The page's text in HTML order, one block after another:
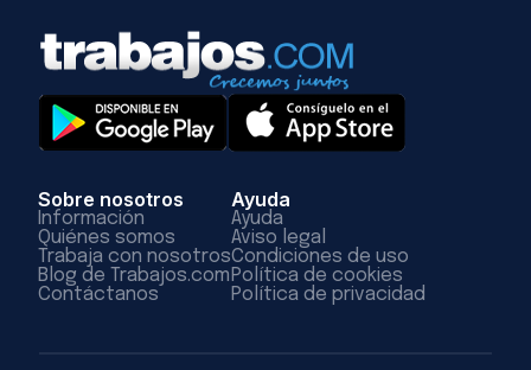
Sobre nosotros
Información
Quiénes somos
Trabaja con nosotros
Blog de Trabajos.com
Contáctanos
Ayuda
Ayuda
Aviso legal
Condiciones de uso
Política de cookies
Política de privacidad